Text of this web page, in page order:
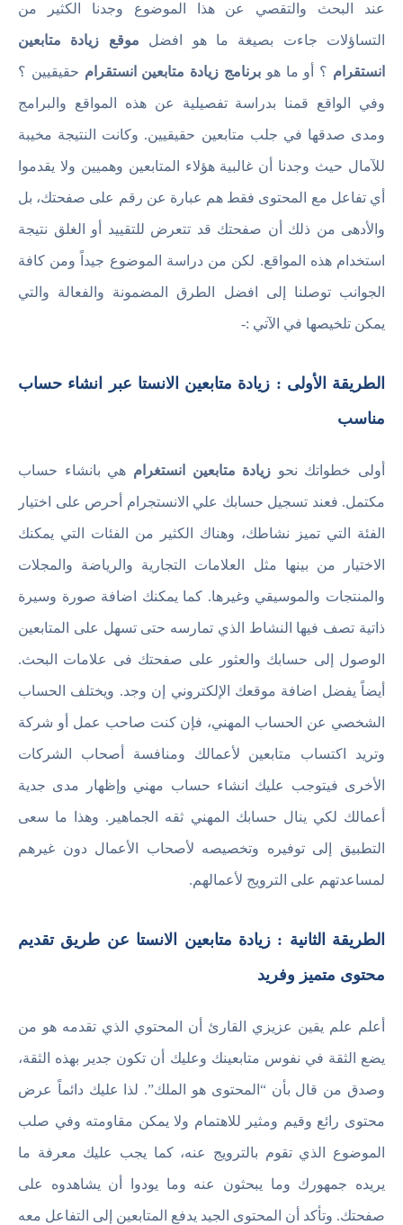
عند البحث والتقصي عن هذا الموضوع وجدنا الكثير من
التساؤلات جاءت بصيغة ما هو افضل موقع زيادة متابعين
انستقرام ؟ أو ما هو برنامج زيادة متابعين انستقرام حقيقيين ؟
وفي الواقع قمنا بدراسة تفصيلية عن هذه المواقع والبرامج
ومدى صدقها في جلب متابعين حقيقيين. وكانت النتيجة مخيبة
للآمال حيث وجدنا أن غالبية هؤلاء المتابعين وهميين ولا يقدموا
أي تفاعل مع المحتوى فقط هم عبارة عن رقم على صفحتك، بل
والأدهى من ذلك أن صفحتك قد تتعرض للتقييد أو الغلق نتيجة
استخدام هذه المواقع. لكن من دراسة الموضوع جيداً ومن كافة
الجوانب توصلنا إلى افضل الطرق المضمونة والفعالة والتي
يمكن تلخيصها في الآتي :-
الطريقة الأولى : زيادة متابعين الانستا عبر انشاء حساب
مناسب
أولى خطواتك نحو زيادة متابعين انستغرام هي بانشاء حساب
مكتمل. فعند تسجيل حسابك علي الانستجرام أحرص على اختيار
الفئة التي تميز نشاطك، وهناك الكثير من الفئات التي يمكنك
الاختيار من بينها مثل العلامات التجارية والرياضة والمجلات
والمنتجات والموسيقي وغيرها. كما يمكنك اضافة صورة وسيرة
ذاتية تصف فيها النشاط الذي تمارسه حتى تسهل على المتابعين
الوصول إلى حسابك والعثور على صفحتك فى علامات البحث.
أيضاً يفضل اضافة موقعك الإلكتروني إن وجد. ويختلف الحساب
الشخصي عن الحساب المهني، فإن كنت صاحب عمل أو شركة
وتريد اكتساب متابعين لأعمالك ومنافسة أصحاب الشركات
الأخرى فيتوجب عليك انشاء حساب مهني وإظهار مدى جدية
أعمالك لكي ينال حسابك المهني ثقه الجماهير. وهذا ما سعى
التطبيق إلى توفيره وتخصيصه لأصحاب الأعمال دون غيرهم
لمساعدتهم على الترويج لأعمالهم.
الطريقة الثانية : زيادة متابعين الانستا عن طريق تقديم
محتوى متميز وفريد
أعلم علم يقين عزيزي القارئ أن المحتوي الذي تقدمه هو من
يضع الثقة في نفوس متابعينك وعليك أن تكون جدير بهذه الثقة،
وصدق من قال بأن “المحتوى هو الملك”. لذا عليك دائماً عرض
محتوى رائع وقيم ومثير للاهتمام ولا يمكن مقاومته وفي صلب
الموضوع الذي تقوم بالترويج عنه، كما يجب عليك معرفة ما
يريده جمهورك وما يبحثون عنه وما يودوا أن يشاهدوه على
صفحتك. وتأكد أن المحتوى الجيد يدفع المتابعين إلى التفاعل معه